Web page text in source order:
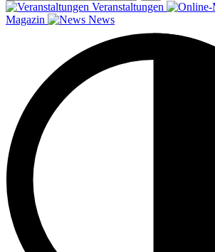
Veranstaltungen
Magazin
News